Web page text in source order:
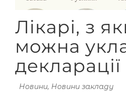
Лікарі, з
можна
декларації
Новини, Новини закладу